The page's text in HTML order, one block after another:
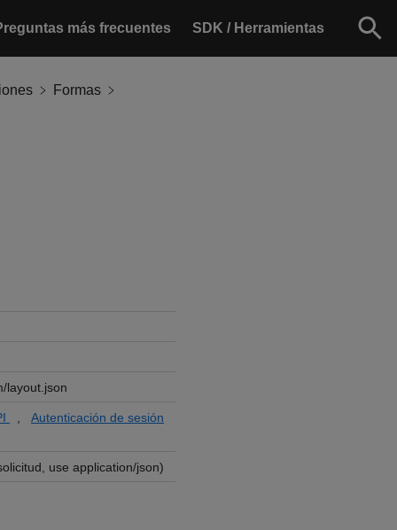
más frecuentes SDK / Herramientas
Formas
layout.json
Autenticación de sesión
use application/json)